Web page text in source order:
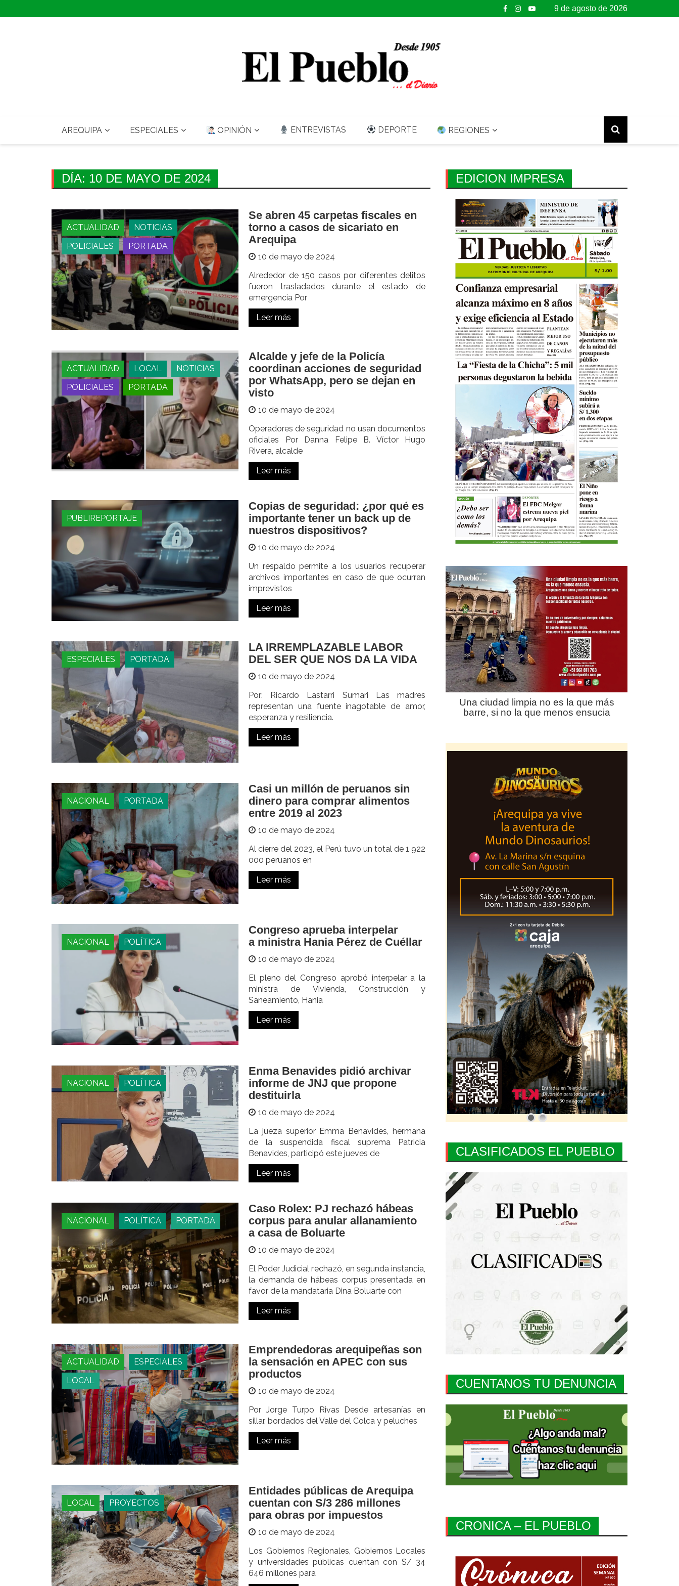
to
9 de agosto de 2026
AREQUIPA ESPECIALES OPINIÓN ENTREVISTAS DEPORTE REGIONES
DÍA: 10 DE MAYO DE 2024
ACTUALIDAD
NOTICIAS
POLICIALES
PORTADA
Se abren 45 carpetas fiscales en
torno a casos de sicariato en
Arequipa
10 de mayo de 2024
Alrededor de 150 casos por diferentes delitos
fueron trasladados durante el estado de
emergencia Por
Leer más
ACTUALIDAD LOCAL
NOTICIAS
POLICIALES
PORTADA
Alcalde y jefe de la Policía
coordinan acciones de seguridad
por WhatsApp, pero se dejan en
visto
10 de mayo de 2024
Operadores de seguridad no usan documentos
oficiales Por Danna Felipe B. Víctor Hugo
Rivera, alcalde
Leer más
PUBLIREPORTAJE
Copias de seguridad: ¿por qué es
importante tener un back up de
nuestros dispositivos?
10 de mayo de 2024
Un respaldo permite a los usuarios recuperar
archivos importantes en caso de que ocurran
imprevistos
Leer más
ESPECIALES PORTADA
LA IRREMPLAZABLE LABOR
DEL SER QUE NOS DA LA VIDA
10 de mayo de 2024
Por: Ricardo Lastarri Sumari Las madres
representan una fuente inagotable de amor,
esperanza y resiliencia.
Leer más
NACIONAL PORTADA
Casi un millón de peruanos sin
dinero para comprar alimentos
entre 2019 al 2023
10 de mayo de 2024
Al cierre del 2023, el Perú tuvo un total de 1 922
000 peruanos en
Leer más
NACIONAL POLÍTICA
Congreso aprueba interpelar
a ministra Hania Pérez de Cuéllar
10 de mayo de 2024
El pleno del Congreso aprobó interpelar a la
ministra de Vivienda, Construcción y
Saneamiento, Hania
Leer más
NACIONAL POLÍTICA
Enma Benavides pidió archivar
informe de JNJ que propone
destituirla
10 de mayo de 2024
La jueza superior Emma Benavides, hermana
de la suspendida fiscal suprema Patricia
Benavides, participó este jueves de
Leer más
NACIONAL POLÍTICA PORTADA
Caso Rolex: PJ rechazó hábeas
corpus para anular allanamiento
a casa de Boluarte
10 de mayo de 2024
El Poder Judicial rechazó, en segunda instancia,
la demanda de hábeas corpus presentada en
favor de la mandataria Dina Boluarte con
Leer más
ACTUALIDAD
ESPECIALES
LOCAL
Emprendedoras arequipeñas son
la sensación en APEC con sus
productos
10 de mayo de 2024
Por Jorge Turpo Rivas Desde artesanías en
sillar, bordados del Valle del Colca y peluches
Leer más
LOCAL PROYECTOS
Entidades públicas de Arequipa
cuentan con S/3 286 millones
para obras por impuestos
10 de mayo de 2024
Los Gobiernos Regionales, Gobiernos Locales
y universidades públicas cuentan con S/ 34
646 millones para
EDICION IMPRESA
Una ciudad limpia no es la que más
barre, si no la que menos ensucia
CLASIFICADOS EL PUEBLO
CUENTANOS TU DENUNCIA
CRONICA – EL PUEBLO